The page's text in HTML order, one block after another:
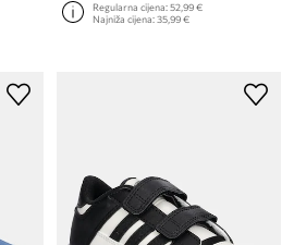
Regularna cijena:52,99 €
Najniža cijena:35,99 €